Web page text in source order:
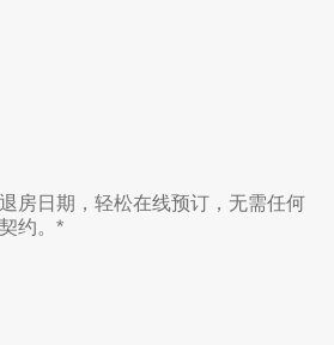
房日期，轻松在线预订，无需任何
约。*